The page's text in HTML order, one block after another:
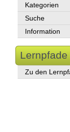
Kategorien
Suche
Information
Lernpfade
Zu den